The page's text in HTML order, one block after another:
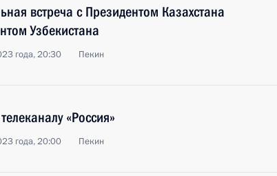
встреча с Президентом Казахстана
Узбекистана
года, 20:30 Пекин
«Россия»
года, 20:00 Пекин